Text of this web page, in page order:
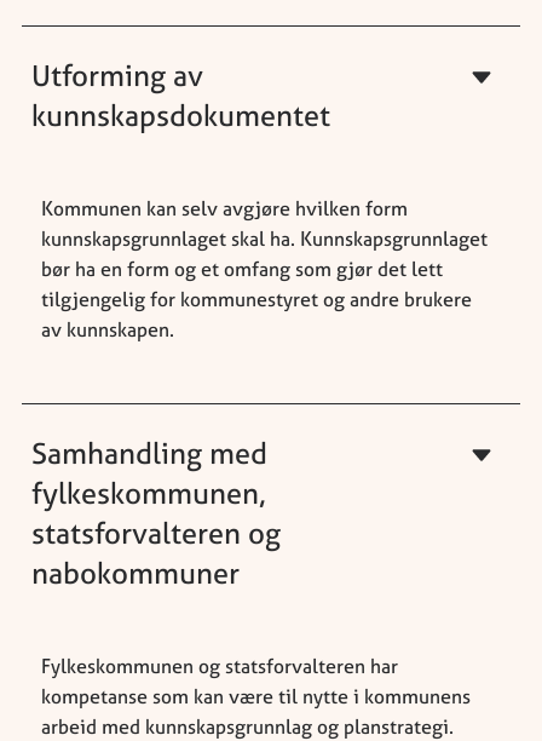
Utforming av
kunnskapsdokumentet
Kommunen kan selv avgjøre hvilken form
kunnskapsgrunnlaget skal ha. Kunnskapsgrunnlaget
bør ha en form og et omfang som gjør det lett
tilgjengelig for kommunestyret og andre brukere
av kunnskapen.
Samhandling med
fylkeskommunen,
statsforvalteren og
nabokommuner
Fylkeskommunen og statsforvalteren har
kompetanse som kan være til nytte i kommunens
arbeid med kunnskapsgrunnlag og planstrategi.